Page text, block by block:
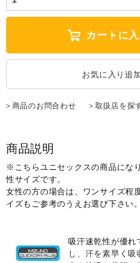
ワーキング
ウォーキングシューズ
ライフスタイルグッズ
寝具／ミズノスリープ
アウトドア／レイン
サポーター
カートに
商品のお問合わせ 取扱店を探
商品説明
※こちらユニセックスの商品にな
性サイズです。
女性の方の場合は、ワンサイズ程
イズもご参考のうえお選び下さい。
吸汗速乾性が優れ
し、汗を素早く吸